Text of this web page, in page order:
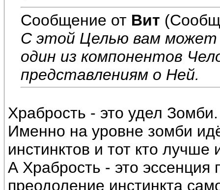
Сообщение от Вит
С этой Целью вам может
один из компонентов
представлениям о Ней.
Храбрость - это удел Зомби.
Именно на уровне зомби
инстинктов и тот кто лучше
А Храбрость - это эссенция
преодоление инстинкта